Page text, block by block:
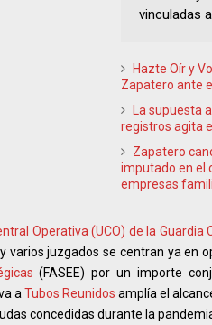
vinculadas
Hazte Oír y
Zapatero ante
La supuesta
registros agita
Zapatero
imputado en el
empresas
Operativa (UCO) de la Guardia
y varios juzgados se centran ya en
(FASEE) por un importe
a Tubos Reunidos amplía el
concedidas durante la